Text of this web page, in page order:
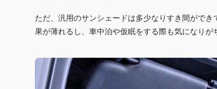
ただ、汎用のサンシェードは多少なりすき間がで
果が薄れるし、車中泊や仮眠をする際も気になりが